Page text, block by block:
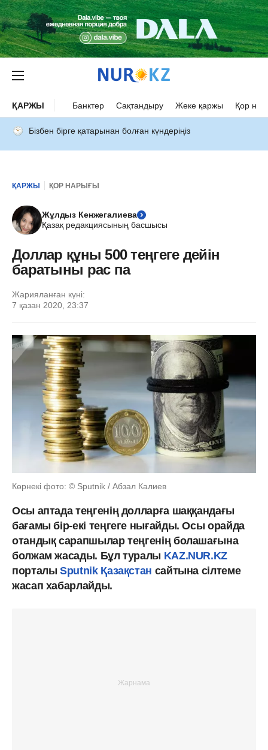
ҚАРЖЫ Банктер Сақтандыру Жеке қаржы Қор
Бізбен бірге қатарынан болған күндеріңіз
ҚАРЖЫ ҚОР НАРЫҒЫ
Жұлдыз Кенжегалиева
Қазақ редакциясының басшысы
Доллар құны 500 теңгеге дейін
баратыны рас па
Жарияланған күні:
7 қазан 2020, 23:37
Көрнекі фото: © Sputnik / Абзал Калиев
Осы аптада теңгенің долларға шаққандағы
бағамы бір-екі теңгеге нығайды. Осы орайда
отандық сарапшылар теңгенің болашағына
болжам жасады. Бұл туралы KAZ.NUR.KZ
порталыSputnik Қазақстан сайтына сілтеме
жасап хабарлайды.